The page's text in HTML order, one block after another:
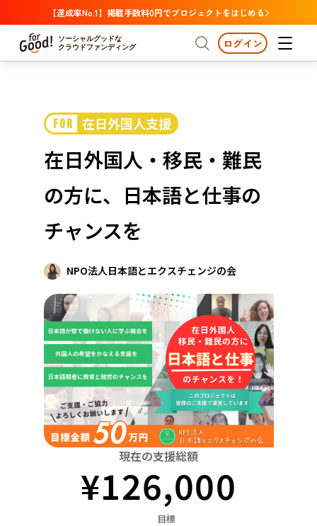
【達成率No.1】掲載手数料0円でプロジェクトをはじめる
ソーシャルグッドな
クラウドファンディング
プロジェクトからさがす
カテゴリーからさがす 国際協力
医療・福祉
人権・マイノリティ
中部
近畿
中国
四国
九州・沖縄
注目 新着
支援金額が多い
支援人数が多い
終了日が近い
カテゴリーからさがす
国際協力 医療・福祉
子ども・教育
環境・エシカル
人権・マイノリティ
地域からさがす
北海道・東北
北海道 青森 岩手 宮城 秋田 山形
栃木 群馬 埼玉 千葉 東京
新潟 富山 石川 福井 山梨 長野
三重 滋賀 京都 大阪 兵庫 奈良
岡山 広島 山口
香川 愛媛 高知
ログイン
FOR 在日外国人支援
在日外国人・移民・難民
の方に、日本語と仕事の
チャンスを
NPO法人日本語とエクスチェンジの会
現在の支援総額
¥126,000
目標